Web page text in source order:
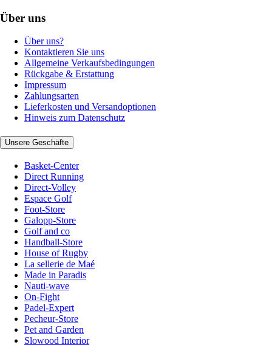
Über uns
Über uns?
Kontaktieren Sie uns
Allgemeine Verkaufsbedingungen
Rückgabe & Erstattung
Impressum
Zahlungsarten
Lieferkosten und Versandoptionen
Hinweis zum Datenschutz
Unsere Geschäfte
Basket-Center
Direct Running
Direct-Volley
Espace Golf
Foot-Store
Galopp-Store
Golf and co
Handball-Store
House of Rugby
La sellerie de Maé
Made in Paradis
Nauti-wave
On-Fight
Padel-Expert
Pecheur-Store
Pet and Garden
Slowood Interior